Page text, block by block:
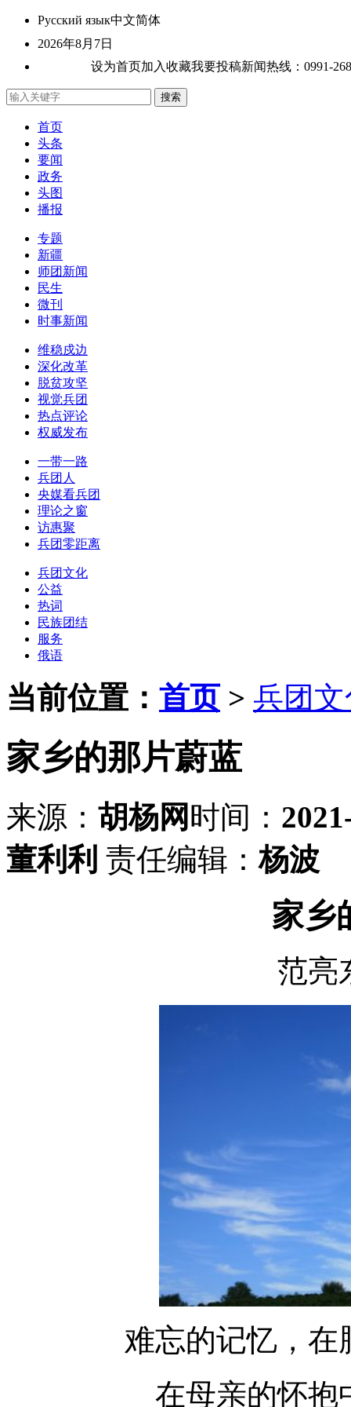
Русский язык中文简体
2026年8月7日
设为首页加入收藏我要投稿新闻热线：0991-
首页
头条
要闻
政务
头图
播报
专题
新疆
师团新闻
民生
微刊
时事新闻
维稳戍边
深化改革
脱贫攻坚
视觉兵团
热点评论
权威发布
一带一路
兵团人
央媒看兵团
理论之窗
访惠聚
兵团零距离
兵团文化
公益
热词
民族团结
服务
俄语
当前位置： 首页 > 兵团
家乡的那片蔚蓝
来源： 胡杨网 时间：
董利利 责任编辑：杨波
家乡
范亮
难忘的记忆，在
在母亲的怀抱